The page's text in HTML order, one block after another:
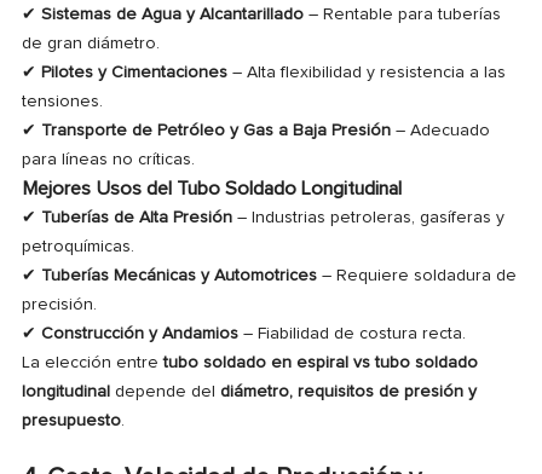
✔ Sistemas de Agua y Alcantarillado– Rentable para tuberías
de gran diámetro.
✔ Pilotes y Cimentaciones– Alta flexibilidad y resistencia a las
tensiones.
✔ Transporte de Petróleo y Gas a Baja Presión– Adecuado
para líneas no críticas.
Mejores Usos del Tubo Soldado Longitudinal
✔ Tuberías de Alta Presión– Industrias petroleras, gasíferas y
petroquímicas.
✔ Tuberías Mecánicas y Automotrices– Requiere soldadura de
precisión.
✔ Construcción y Andamios– Fiabilidad de costura recta.
La elección entretubo soldado en espiral vs tubo soldado
longitudinal depende del diámetro, requisitos de presión y
presupuesto.